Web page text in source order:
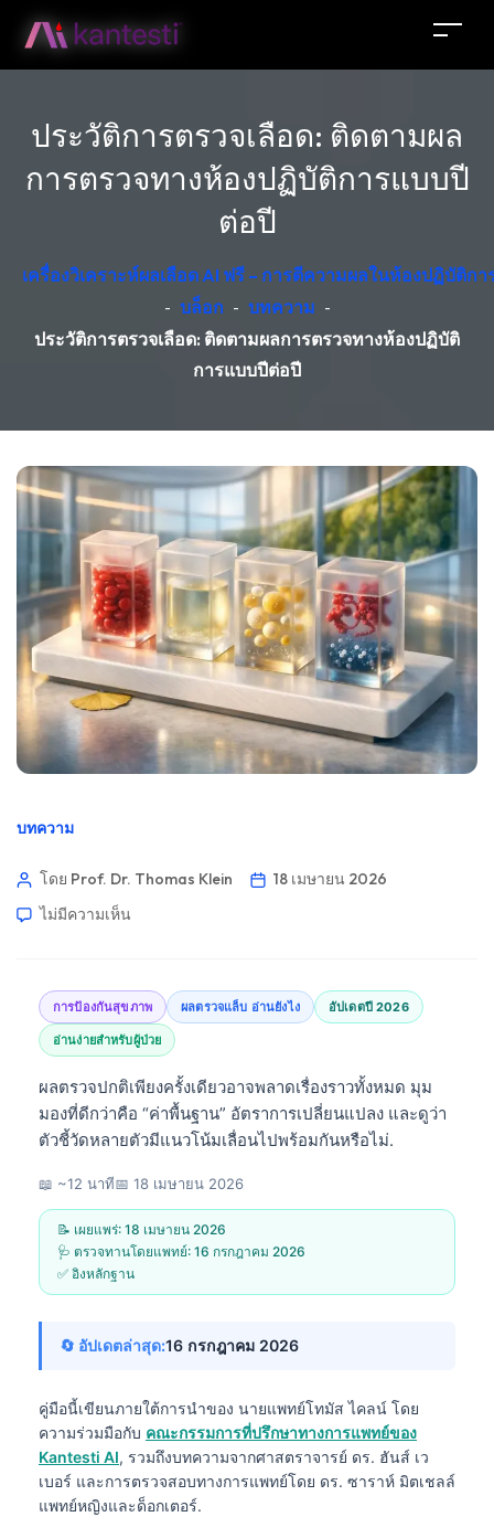
ประวัติการตรวจเลือด: ติดตามผล
การตรวจทางห้องปฏิบัติการแบบปี
ต่อปี
เครื่องวิเคราะห์ผลเลือด AI ฟรี – การตีความผลในห้องปฏิบัติก
- บล็อก - บทความ -
ประวัติการตรวจเลือด: ติดตามผลการตรวจทางห้องปฏิบัติ
การแบบปีต่อปี
บทความ
โดย Prof. Dr. Thomas Klein
18 เมษายน 2026
ไม่มีความเห็น
การป้องกันสุขภาพ ผลตรวจแล็บ อ่านยังไง อัปเดตปี 2026
อ่านง่ายสำหรับผู้ป่วย
ผลตรวจปกติเพียงครั้งเดียวอาจพลาดเรื่องราวทั้งหมด มุม
มองที่ดีกว่าคือ “ค่าพื้นฐาน” อัตราการเปลี่ยนแปลง และดูว่า
ตัวชี้วัดหลายตัวมีแนวโน้มเลื่อนไปพร้อมกันหรือไม่.
📖 ~12 นาที📅 18 เมษายน 2026
📝 เผยแพร่: 18 เมษายน 2026
🩺 ตรวจทานโดยแพทย์: 16 กรกฎาคม 2026
✅ อิงหลักฐาน
🔄 อัปเดตล่าสุด:16 กรกฎาคม 2026
คู่มือนี้เขียนภายใต้การนำของ นายแพทย์โทมัส ไคลน์ โดย
ความร่วมมือกับ คณะกรรมการที่ปรึกษาทางการแพทย์ของ
Kantesti AI, รวมถึงบทความจากศาสตราจารย์ ดร. ฮันส์ เว
เบอร์ และการตรวจสอบทางการแพทย์โดย ดร. ซาราห์ มิตเชลล์
แพทย์หญิงและด็อกเตอร์.